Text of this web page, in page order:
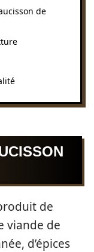
de
de
viande de
d’épices